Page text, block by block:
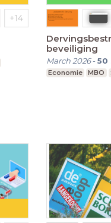
beveiliging
March 2026-50
Economie MBO